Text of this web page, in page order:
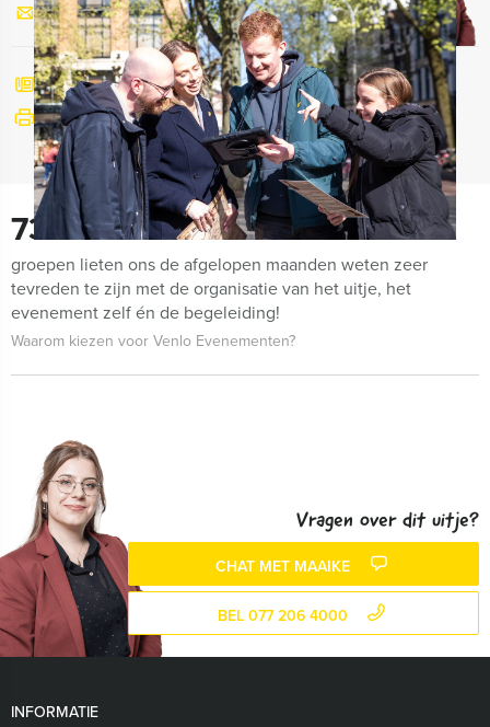
Stuur ons een mailtje
Bel mij terug
Bekijk printbare versie
730
groepen lieten ons de afgelopen maanden weten zeer
tevreden te zijn met de organisatie van het uitje, het
evenement zelf én de begeleiding!
Waarom kiezen voor Venlo Evenementen?
Vragen over dit uitje?
CHAT MET MAAIKE
BEL 077 206 4000
INFORMATIE